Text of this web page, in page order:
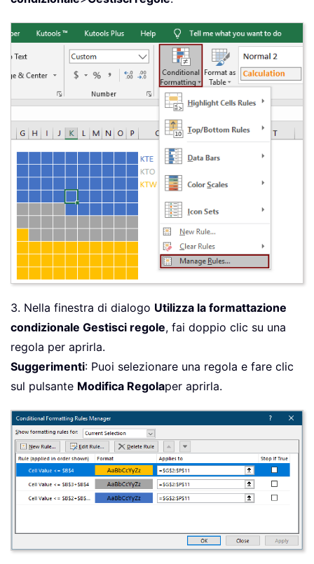
3. Nella finestra di dialogo Utilizza la formattazione
condizionale Gestisci regole, fai doppio clic su una
regola per aprirla.
Suggerimenti: Puoi selezionare una regola e fare clic
sul pulsante Modifica Regolaper aprirla.